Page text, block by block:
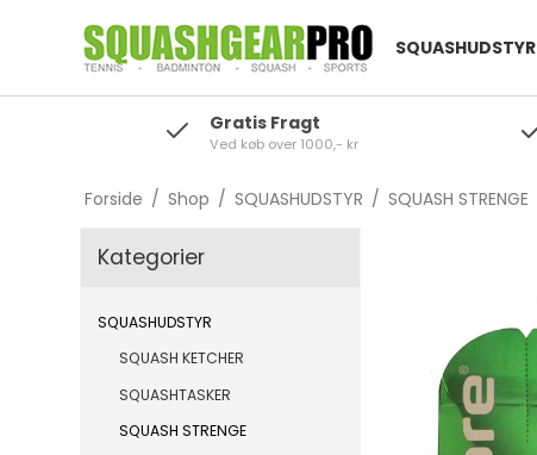
SQUASHUDSTYR
Gratis Fragt
Ved køb over 1000,- kr
Forside / Shop / SQUASHUDSTYR / SQUASH STRENGE
Kategorier
SQUASHUDSTYR
SQUASH KETCHER
SQUASHTASKER
SQUASH STRENGE